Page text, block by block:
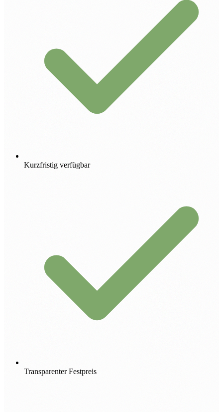
Kurzfristig verfügbar
Transparenter Festpreis